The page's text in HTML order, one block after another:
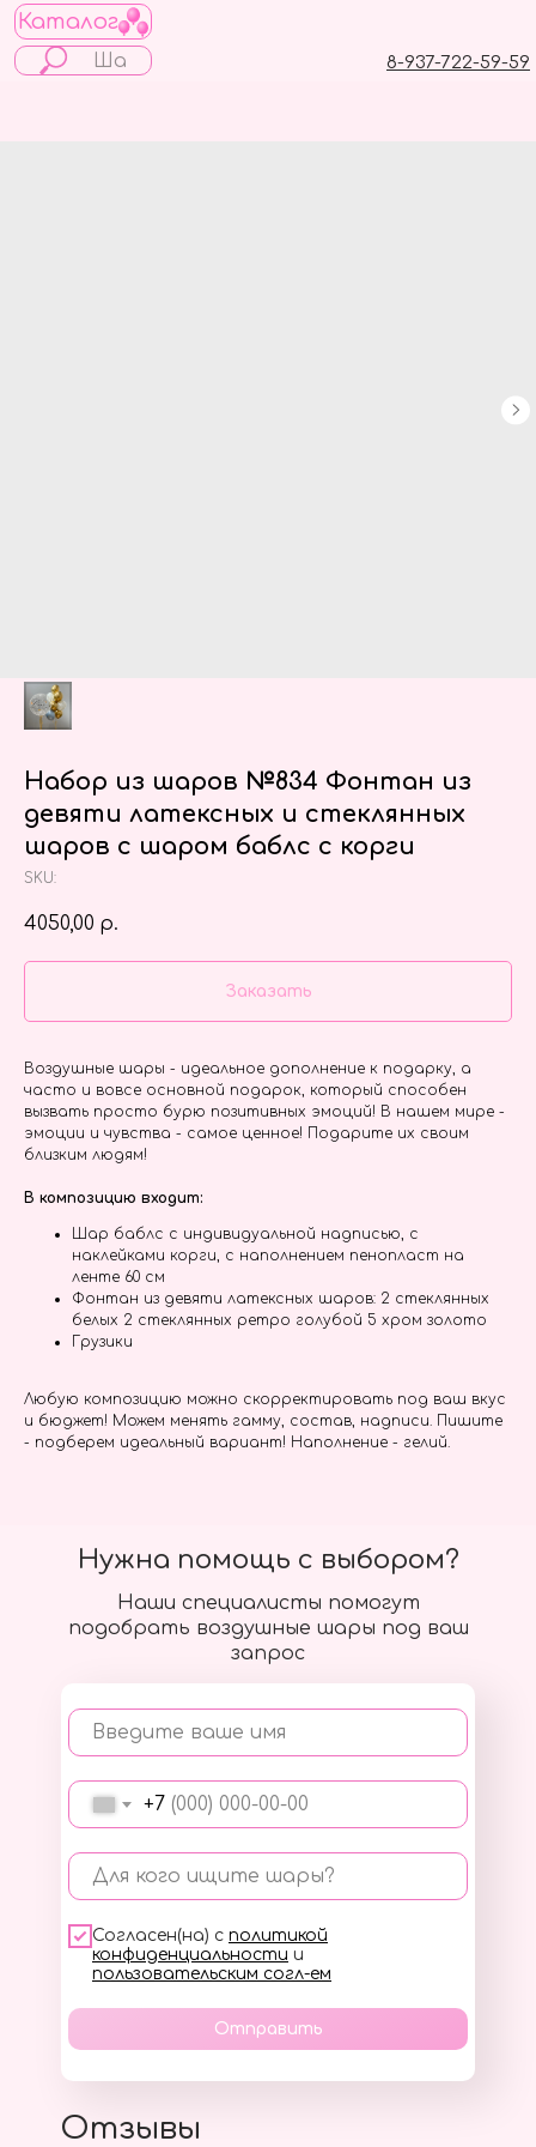
Каталог
8-937-722-59-59
Набор из шаров №834 Фонтан из
девяти латексных и стеклянных
шаров с шаром баблс с корги
SKU:
4050,00 р.
Заказать
Воздушные шары - идеальное дополнение к подарку, а
часто и вовсе основной подарок, который способен
вызвать просто бурю позитивных эмоций! В нашем мире -
эмоции и чувства - самое ценное! Подарите их своим
близким людям!
В композицию входит:
Шар баблс с индивидуальной надписью, с
наклейками корги, с наполнением пенопласт на
ленте 60 см
Фонтан из девяти латексных шаров: 2 стеклянных
белых 2 стеклянных ретро голубой 5 хром золото
Грузики
Любую композицию можно скорректировать под ваш вкус
и бюджет! Можем менять гамму, состав, надписи. Пишите
- подберем идеальный вариант! Наполнение - гелий.
Наши специалисты помогут
подобрать воздушные шары под ваш
запрос
Введите ваше имя
+7
Для кого ищите шары?
Согласен(на) с политикой
конфиденциальности и
пользовательским согл-ем
Отправить
Нужна помощь с выбором?
Отзывы